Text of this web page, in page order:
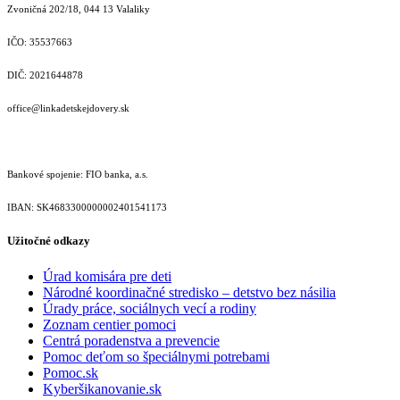
Zvoničná 202/18, 044 13 Valaliky
IČO: 35537663
DIČ: 2021644878
office@linkadetskejdovery.sk
Bankové spojenie: FIO banka, a.s.
IBAN: SK46833000000­02401541173
Užitočné odkazy
Úrad komisára pre deti
Národné koordinačné stredisko – detstvo bez násilia
Úrady práce, sociálnych vecí a rodiny
Zoznam centier pomoci
Centrá poradenstva a prevencie
Pomoc deťom so špeciálnymi potrebami
Pomoc.sk
Kyberšikanovanie.sk